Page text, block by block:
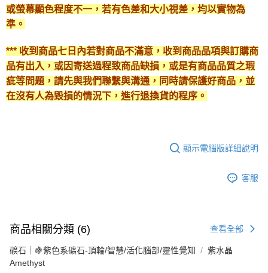
或螢幕顯色程度不一，若有色差和大小視差，均以實物為
準。
*** 收到商品七日內若對商品不滿意，收到商品品項與訂購商
品有出入，或因寄送過程致商品缺損，或是有商品品質之瑕
疵等問題，請先與我們聯繫與溝通，同時請保護好商品，並
在沒有人為毀損的情況下，進行退換貨的程序。
顯示電腦版詳細說明
客服
商品相關分類 (6) 查看全部
礦石｜🍇紫色系礦石-頂輪/智慧/活化腦部/靈性覺知
紫水晶
Amethyst